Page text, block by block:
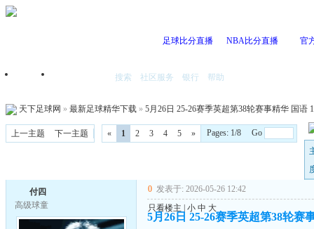
足球比分直播 NBA比分直播 官
首页 搜索 社区服务 银行 帮助
天下足球网 » 最新足球精华下载 » 5月26日 25-26赛季英超第38轮赛事精华 国语
上一主题 下一主题 « 1 2 3 4 5 »
Pages: 1/8 Go
付四
高级球童
0 发表于: 2026-05-26 12:42
只看楼主
小 中 大
5月26日 25-26赛季英超第38轮赛